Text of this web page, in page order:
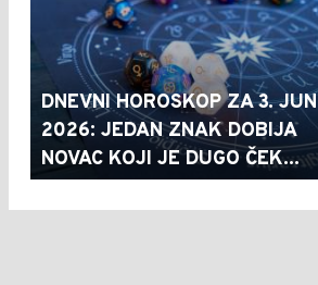
DNEVNI HOROSKOP ZA 3. JUN
2026: JEDAN ZNAK DOBIJA
NOVAC KOJI JE DUGO ČEK...